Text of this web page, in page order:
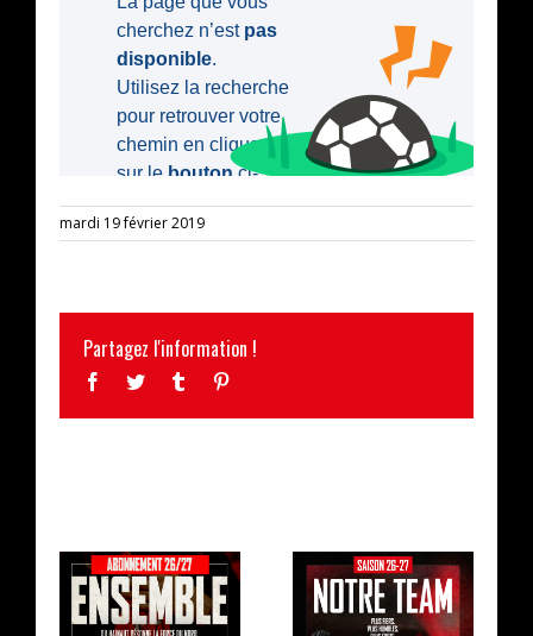
mardi 19 février 2019
Partagez l'information !
Facebook
Twitter Tumblr